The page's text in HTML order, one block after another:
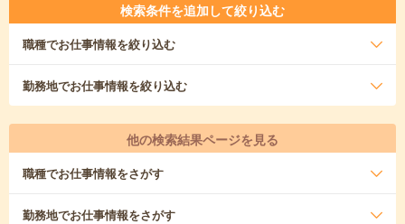
検索条件を追加して絞り込む
職種でお仕事情報を絞り込む
勤務地でお仕事情報を絞り込む
他の検索結果ページを見る
職種でお仕事情報をさがす
勤務地でお仕事情報をさがす